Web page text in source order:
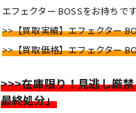
エフェクター BOSSをお持ちで
>>【買取実績】エフェクター
>>【買取価格】エフェクター
>>>在庫限り！見逃し厳
最終処分」